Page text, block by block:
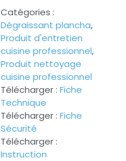
Catégories :
Dégraissant plancha,
Produit d'entretien
cuisine professionnel,
Produit nettoyage
cuisine professionnel
Télécharger : Fiche
Technique
Télécharger : Fiche
Sécurité
Télécharger :
Instruction